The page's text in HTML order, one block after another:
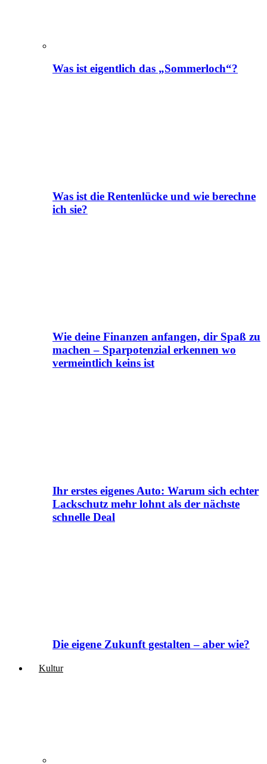
Was ist eigentlich das „Sommerloch“?
Was ist die Rentenlücke und wie berechne
ich sie?
Wie deine Finanzen anfangen, dir Spaß zu
machen – Sparpotenzial erkennen wo
vermeintlich keins ist
Ihr erstes eigenes Auto: Warum sich echter
Lackschutz mehr lohnt als der nächste
schnelle Deal
Die eigene Zukunft gestalten – aber wie?
Kultur